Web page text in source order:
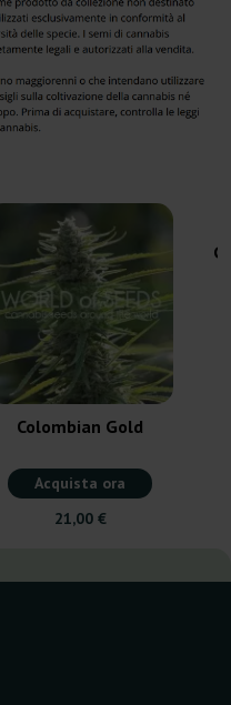
Colombian Gold
Acquista ora
21,00 €